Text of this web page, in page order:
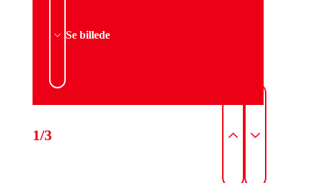
Se billede
1/3